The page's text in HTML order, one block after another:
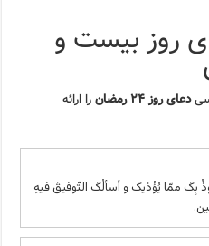
روز بیست و
دعای روز ۲۴ رمضان
را ارائه
بِکَ ممّا یُؤْذیکَ و أسألُکَ التّوفیقَ فیهِ